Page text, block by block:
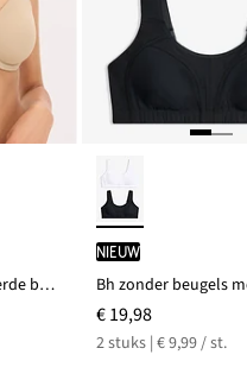
T-shirt-bh met gewatteerde bandjes
Nieuw
€ 19,98
2 stuks | € 9,99 / st.